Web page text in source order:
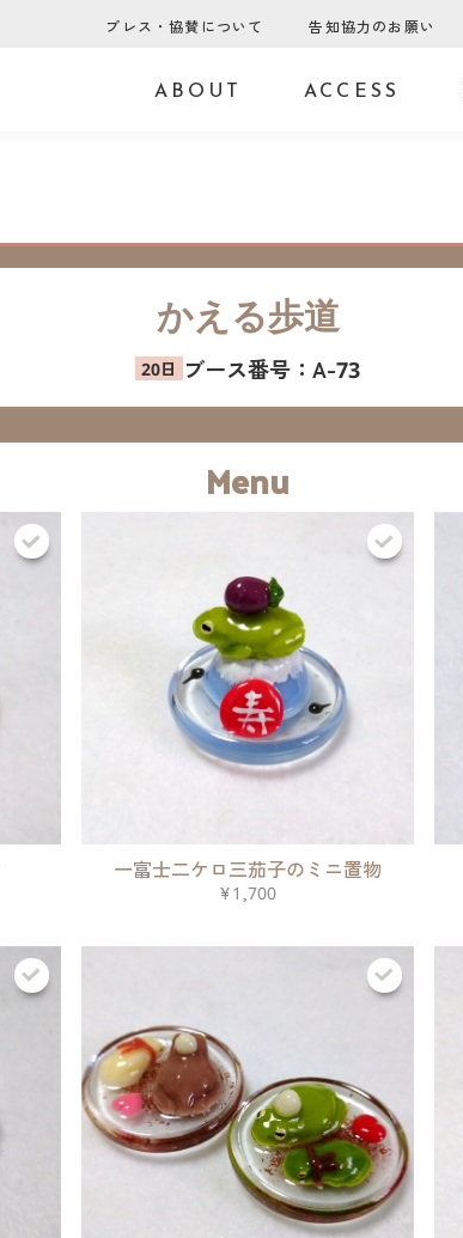
プレス・協賛について 告知協力のお願い
ABOUT ACCESS
かえる歩道
ブース番号： A-73
Menu
一富士二ケロ三茄子のミニ置物
¥1,700